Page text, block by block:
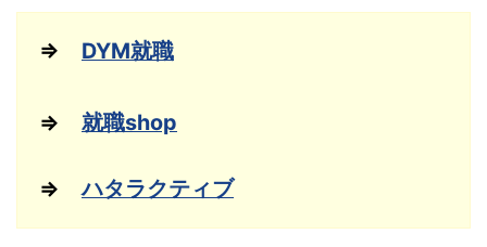
⇒ DYM就職
⇒ 就職shop
⇒ハタラクティブ